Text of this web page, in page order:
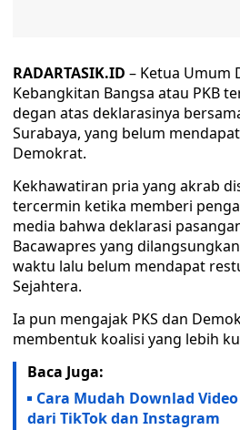
RADARTASIK.ID – Ketua Umum
Kebangkitan Bangsa atau PKB
degan atas deklarasinya
Surabaya, yang belum
Demokrat.
Kekhawatiran pria yang akrab
tercermin ketika memberi
media bahwa deklarasi
Bacawapres yang
waktu lalu belum mendapat
Sejahtera.
Ia pun mengajak PKS dan
membentuk koalisi yang lebih
Baca Juga:
Cara Mudah Downlad
dari TikTok dan Instagram